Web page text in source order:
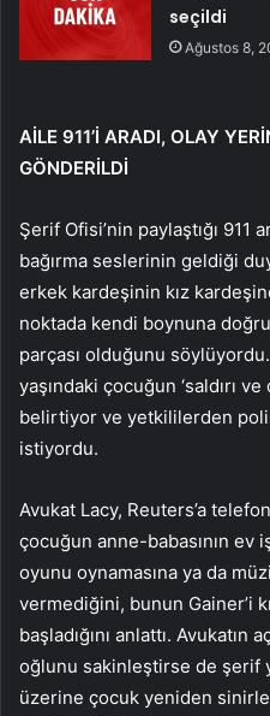
seçildi
Ağustos 8,
AİLE 911’İ ARADI, OLAY
GÖNDERİLDİ
Şerif Ofisi’nin paylaştığı 911
bağırma seslerinin geldiği
erkek kardeşinin kız
noktada kendi boynuna doğru
parçası olduğunu
yaşındaki çocuğun ‘saldırı
belirtiyor ve yetkililerden
istiyordu.
Avukat Lacy, Reuters’a
çocuğun anne-babasının
oyunu oynamasına ya da
vermediğini, bunun Gainer’i
başladığını anlattı. Avukatın
oğlunu sakinleştirse de şerif
üzerine çocuk yeniden